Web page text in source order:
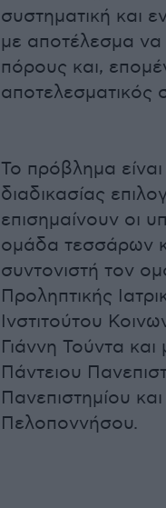
συστηματική και
με αποτέλεσμα να
πόρους και,
αποτελεσματικός
Το πρόβλημα
διαδικασίας
επισημαίνουν οι
ομάδα τεσσάρων
συντονιστή τον
Προληπτικής
Ινστιτούτου
Γιάννη Τούντα
Πάντειου
Πανεπιστημίου
Πελοποννήσου.